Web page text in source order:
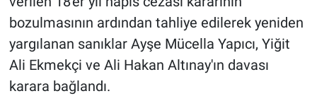
bozulmasının ardından tahliye edilerek yeniden
yargılanan sanıklar Ayşe Mücella Yapıcı, Yiğit
Ali Ekmekçi ve Ali Hakan Altınay'ın davası
karara bağlandı.
Günün görüntüsü